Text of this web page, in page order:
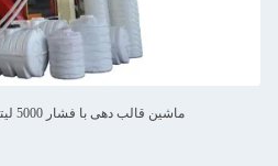
ماشین قالب دهی با فشار 5000 لیتر مخزن آب: تکنولوژی و کاربردهایش